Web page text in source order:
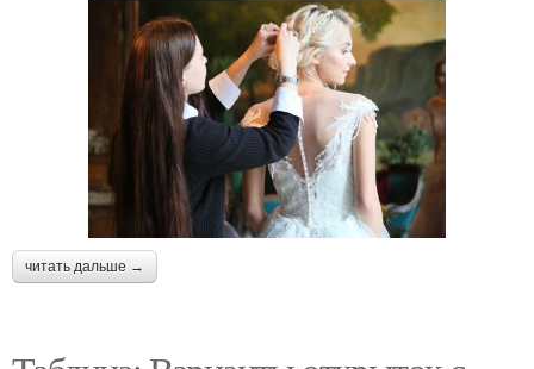
читать дальше →